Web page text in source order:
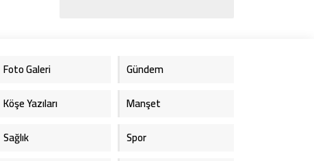
Foto Galeri
Gündem
Köşe Yazıları
Manşet
Sağlık
Spor